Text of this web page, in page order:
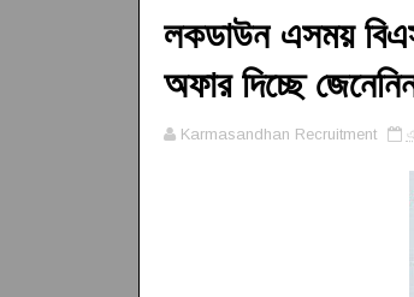
লকডাউন এসময়
অফার দিচ্ছে
Karmasandhan Recruitment